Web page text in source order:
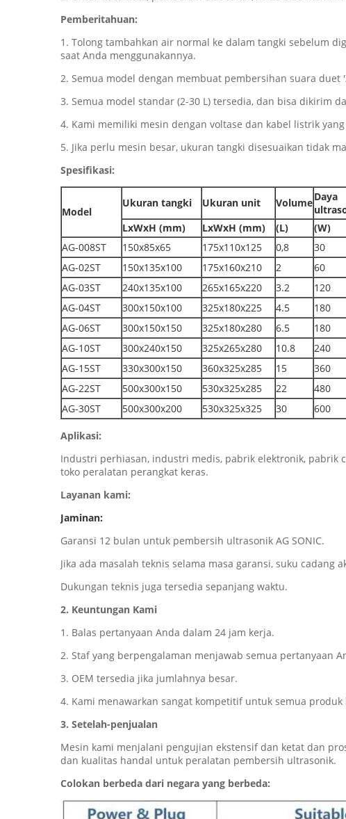
Pemberitahuan:
1. Tolong tambahkan air normal ke dalam tangki sebelum
saat Anda menggunakannya.
2. Semua model dengan membuat pembersihan suara duet
3. Semua model standar (2-30 L) tersedia, dan bisa dikirim
4. Kami memiliki mesin dengan voltase dan kabel listrik
5. Jika perlu mesin besar, ukuran tangki disesuaikan tidak
Spesifikasi:
Model
Ukuran tangki Ukuran unit VolumeDaya
LxWxH (mm)
LxWxH (mm) (L) (W)
AG-008ST
150x85x65 175x110x125 0,8 30
AG-02ST
150x135x100 175x160x210 2 60
AG-03ST 240x135x100 265x165x220 3.2 120
AG-04ST
300x150x100 325x180x225 4.5 180
AG-06ST
300x150x150 325x180x280 6.5 180
AG-10ST
300x240x150 325x265x280 10.8 240
AG-15ST
330x300x150 360x325x285 15 360
AG-22ST
500x300x150 530x325x285 22 480
AG-30ST
500x300x200 530x325x325 30 600
Aplikasi:
Industri perhiasan, industri medis, pabrik elektronik, pabrik
toko peralatan perangkat keras.
Layanan kami:
Jaminan:
Garansi 12 bulan untuk pembersih ultrasonik AG SONIC.
Jika ada masalah teknis selama masa garansi, suku cadang
Dukungan teknis juga tersedia sepanjang waktu.
2. Keuntungan Kami
1. Balas pertanyaan Anda dalam 24 jam kerja.
2. Staf yang berpengalaman menjawab semua pertanyaan
3. OEM tersedia jika jumlahnya besar.
4. Kami menawarkan sangat kompetitif untuk semua produk
3. Setelah-penjualan
Mesin kami menjalani pengujian ekstensif dan ketat dan
dan kualitas handal untuk peralatan pembersih ultrasonik.
Colokan berbeda dari negara yang berbeda: